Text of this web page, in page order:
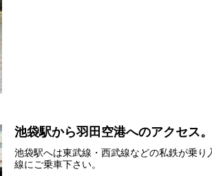
池袋駅から羽田空港へのアクセス
池袋駅へは東武線・西武線などの私鉄が乗
線にご乗車下さい。